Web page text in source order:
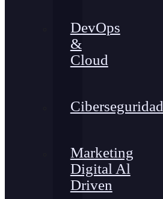
DevOps
&
Cloud
Ciberseguridad
Marketing
Digital Al
Driven